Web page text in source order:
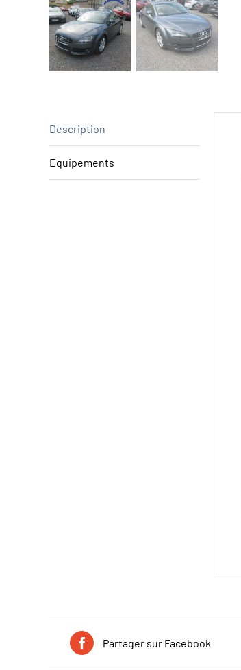
Description
Equipements
Partager sur Facebook